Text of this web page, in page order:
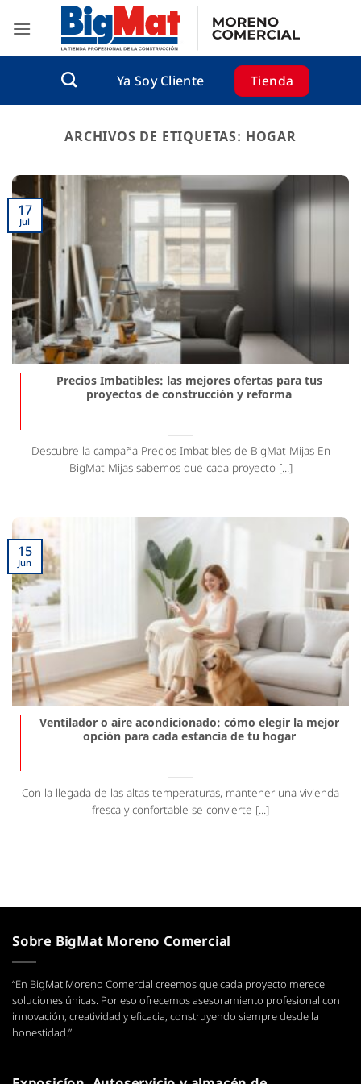
contenido
Ya Soy Cliente
Tienda
ARCHIVOS DE ETIQUETAS: HOGAR
Precios Imbatibles: las mejores ofertas para tus
proyectos de construcción y reforma
Descubre la campaña Precios Imbatibles de BigMat Mijas En
BigMat Mijas sabemos que cada proyecto [...]
17
Jul
Ventilador o aire acondicionado: cómo elegir la mejor
opción para cada estancia de tu hogar
Con la llegada de las altas temperaturas, mantener una vivienda
fresca y confortable se convierte [...]
15
Jun
Sobre BigMat Moreno Comercial
“En BigMat Moreno Comercial creemos que cada proyecto merece
soluciones únicas. Por eso ofrecemos asesoramiento profesional con
innovación, creatividad y eficacia, construyendo siempre desde la
honestidad.”